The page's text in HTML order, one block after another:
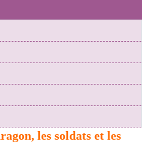
les soldats et les